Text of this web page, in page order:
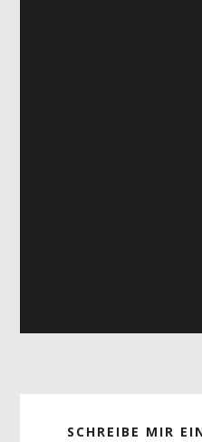
SCHREIBE MIR